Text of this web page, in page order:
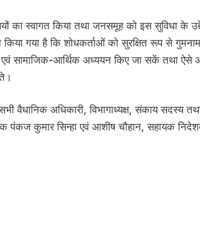
का स्वागत किया तथा जनसमूह को इस सुविधा के
गया है कि शोधकर्ताओं को सुरक्षित रूप से
सामाजिक-आर्थिक अध्ययन किए जा सकें तथा ऐसे
वैधानिक अधिकारी, विभागाध्यक्ष, संकाय सदस्य
कुमार सिन्हा एवं आशीष चौहान, सहायक